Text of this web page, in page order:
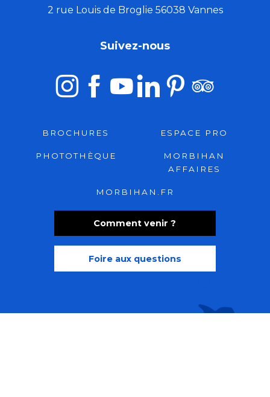
2 rue Louis de Broglie 56038 Vannes
Comment venir ?
Foire aux questions
Suivez-nous
BROCHURES ESPACE PRO
PHOTOTHÈQUE
MORBIHAN
AFFAIRES
MORBIHAN.FR